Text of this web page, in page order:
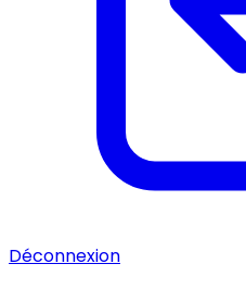
Déconnexion